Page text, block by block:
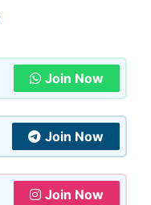
Join Now
Join Now
Join Now